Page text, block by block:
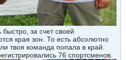
за счет своей
края зон. То есть абсолютно
твоя команда попала в край.
76 спортсменов.